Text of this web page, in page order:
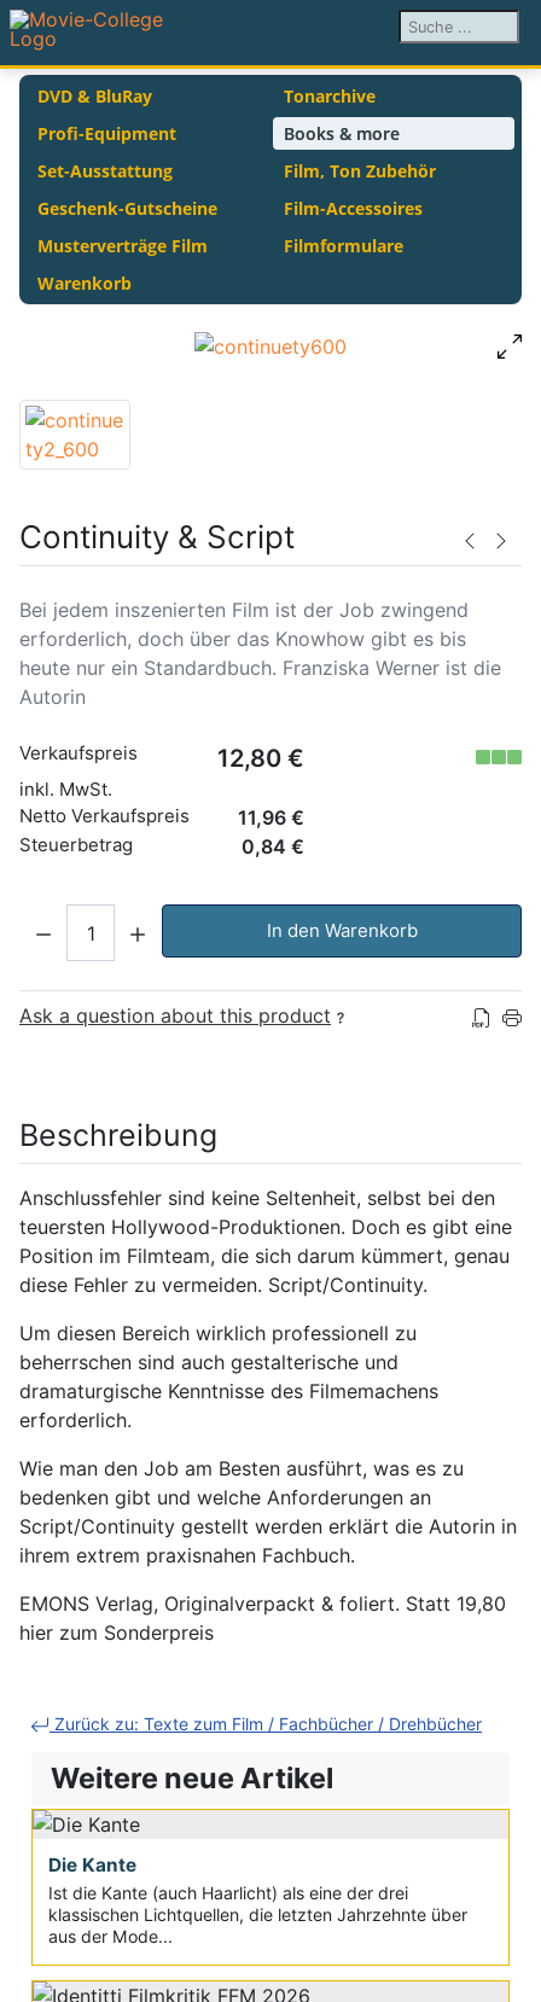
Suchen ...
DVD & BluRay
Tonarchive
Profi-Equipment
Books & more
Set-Ausstattung
Film, Ton Zubehör
Geschenk-Gutscheine
Film-Accessoires
Musterverträge Film
Filmformulare
Warenkorb
Continuity & Script
Bei jedem inszenierten Film ist der Job zwingend
erforderlich, doch über das Knowhow gibt es bis
heute nur ein Standardbuch. Franziska Werner ist die
Autorin
Verkaufspreis 12,80 €
inkl. MwSt.
Netto Verkaufspreis
11,96 €
Steuerbetrag 0,84 €
In den Warenkorb
Ask a question about this product
Beschreibung
Anschlussfehler sind keine Seltenheit, selbst bei den
teuersten Hollywood-Produktionen. Doch es gibt eine
Position im Filmteam, die sich darum kümmert, genau
diese Fehler zu vermeiden. Script/Continuity.
Um diesen Bereich wirklich professionell zu
beherrschen sind auch gestalterische und
dramaturgische Kenntnisse des Filmemachens
erforderlich.
Wie man den Job am Besten ausführt, was es zu
bedenken gibt und welche Anforderungen an
Script/Continuity gestellt werden erklärt die Autorin in
ihrem extrem praxisnahen Fachbuch.
EMONS Verlag, Originalverpackt & foliert. Statt 19,80
hier zum Sonderpreis
Zurück zu: Texte zum Film / Fachbücher / Drehbücher
Weitere neue Artikel
Die Kante
Ist die Kante (auch Haarlicht) als eine der drei
klassischen Lichtquellen, die letzten Jahrzehnte über
aus der Mode...